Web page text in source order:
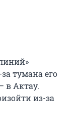
тумана его
в Актау.
из-за